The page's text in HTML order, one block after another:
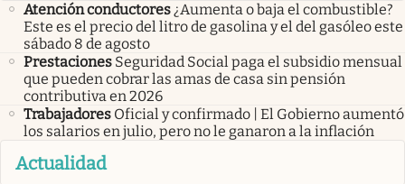
Atención conductores¿Aumenta o baja el combustible?
Este es el precio del litro de gasolina y el del gasóleo este
sábado 8 de agosto
Prestaciones Seguridad Social paga el subsidio mensual
que pueden cobrar las amas de casa sin pensión
contributiva en 2026
Trabajadores Oficial y confirmado | El Gobierno aumentó
los salarios en julio, pero no le ganaron a la inflación
Actualidad